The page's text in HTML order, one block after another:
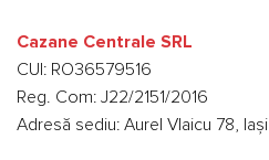
Cazane Centrale SRL
CUI: RO36579516
Reg. Com: J22/2151/2016
Adresă sediu: Aurel Vlaicu 78, Iași